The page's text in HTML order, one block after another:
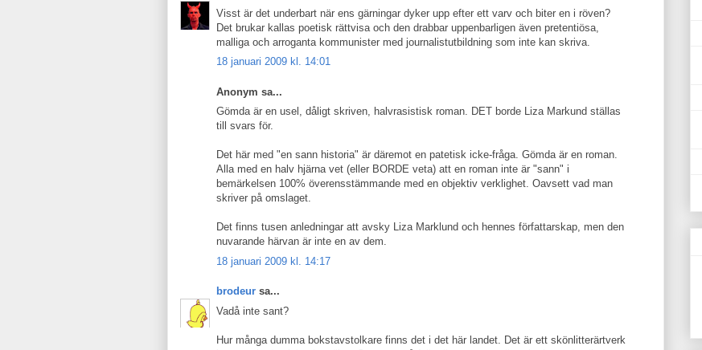
Visst är det underbart när ens gärningar dyker upp efter ett varv och biter en i röven?
Det brukar kallas poetisk rättvisa och den drabbar uppenbarligen även pretentiösa,
malliga och arroganta kommunister med journalistutbildning som inte kan skriva.
18 januari 2009 kl. 14:01
Anonym sa...
Gömda är en usel, dåligt skriven, halvrasistisk roman. DET borde Liza Markund ställas
till svars för.
Det här med "en sann historia" är däremot en patetisk icke-fråga. Gömda är en roman.
Alla med en halv hjärna vet (eller BORDE veta) att en roman inte är "sann" i
bemärkelsen 100% överensstämmande med en objektiv verklighet. Oavsett vad man
skriver på omslaget.
Det finns tusen anledningar att avsky Liza Marklund och hennes författarskap, men den
nuvarande härvan är inte en av dem.
18 januari 2009 kl. 14:17
brodeur sa...
Vadå inte sant?
Hur många dumma bokstavstolkare finns det i det här landet. Det är ett skönlitterärtverk